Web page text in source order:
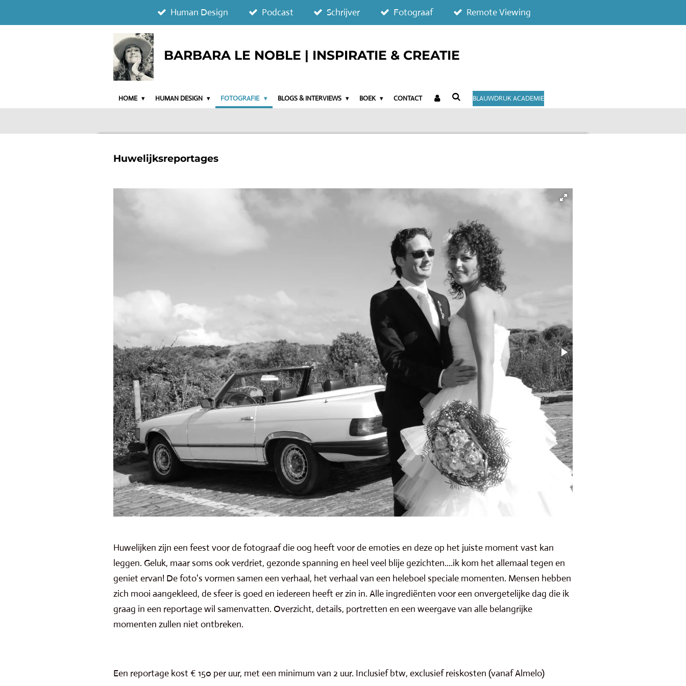
direct
Human Design Podcast Schrijver Fotograaf Remote Viewing
BARBARA LE NOBLE | INSPIRATIE & CREATIE
HOME HUMAN DESIGN FOTOGRAFIE BLOGS & INTERVIEWS BOEK CONTACT BLAUWDRUK ACADEMIE
Huwelijksreportages
Huwelijken zijn een feest voor de fotograaf die oog heeft voor de emoties en deze op het juiste moment vast kan
leggen. Geluk, maar soms ook verdriet, gezonde spanning en heel veel blije gezichten....ik kom het allemaal tegen en
geniet ervan! De foto's vormen samen een verhaal, het verhaal van een heleboel speciale momenten. Mensen hebben
zich mooi aangekleed, de sfeer is goed en iedereen heeft er zin in. Alle ingrediënten voor een onvergetelijke dag die ik
graag in een reportage wil samenvatten. Overzicht, details, portretten en een weergave van alle belangrijke
momenten zullen niet ontbreken.
Een reportage kost € 150 per uur, met een minimum van 2 uur. Inclusief btw, exclusief reiskosten (vanaf Almelo)